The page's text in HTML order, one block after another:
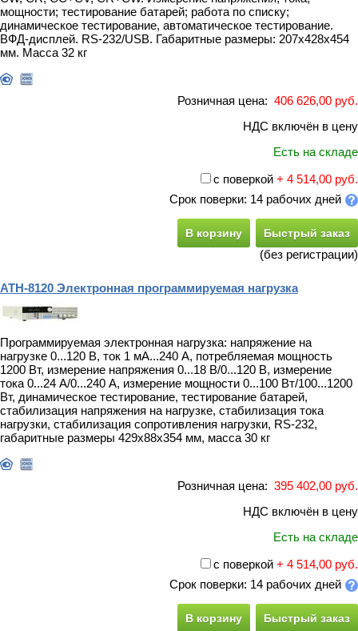
мощности; тестирование батарей; работа по списку;
динамическое тестирование, автоматическое тестирование.
ВФД-дисплей. RS-232/USB. Габаритные размеры: 207х428х454
мм. Масса 32 кг
Розничная цена: 406 626,00 руб.
НДС включён в цену
Есть на складе
с поверкой + 4 514,00 руб.
Срок поверки: 14 рабочих дней
В корзину Быстрый заказ
(без регистрации)
АТН-8120 Электронная программируемая нагрузка
Программируемая электронная нагрузка: напряжение на
нагрузке 0...120 В, ток 1 мА...240 А, потребляемая мощность
1200 Вт, измерение напряжения 0...18 В/0...120 В, измерение
тока 0...24 А/0...240 А, измерение мощности 0...100 Вт/100...1200
Вт, динамическое тестирование, тестирование батарей,
стабилизация напряжения на нагрузке, стабилизация тока
нагрузки, стабилизация сопротивления нагрузки, RS-232,
габаритные размеры 429х88х354 мм, масса 30 кг
Розничная цена: 395 402,00 руб.
НДС включён в цену
Есть на складе
с поверкой + 4 514,00 руб.
Срок поверки: 14 рабочих дней
В корзину Быстрый заказ